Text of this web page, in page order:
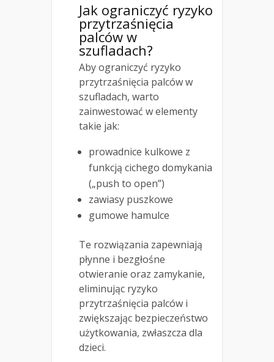
Jak ograniczyć ryzyko
przytrzaśnięcia
palców w
szufladach?
Aby ograniczyć ryzyko
przytrzaśnięcia palców w
szufladach, warto
zainwestować w elementy
takie jak:
prowadnice kulkowe z
funkcją cichego domykania
(„push to open”)
zawiasy puszkowe
gumowe hamulce
Te rozwiązania zapewniają
płynne i bezgłośne
otwieranie oraz zamykanie,
eliminując ryzyko
przytrzaśnięcia palców i
zwiększając bezpieczeństwo
użytkowania, zwłaszcza dla
dzieci.